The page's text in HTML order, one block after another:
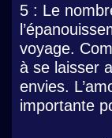
5 : Le
voyage.
à se laisser
envies.
importante